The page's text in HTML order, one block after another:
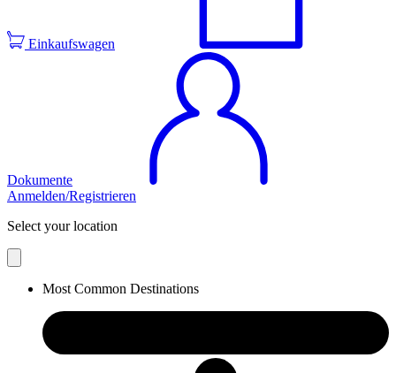
Einkaufswagen
Dokumente
Anmelden/Registrieren
Select your location
Most Common Destinations